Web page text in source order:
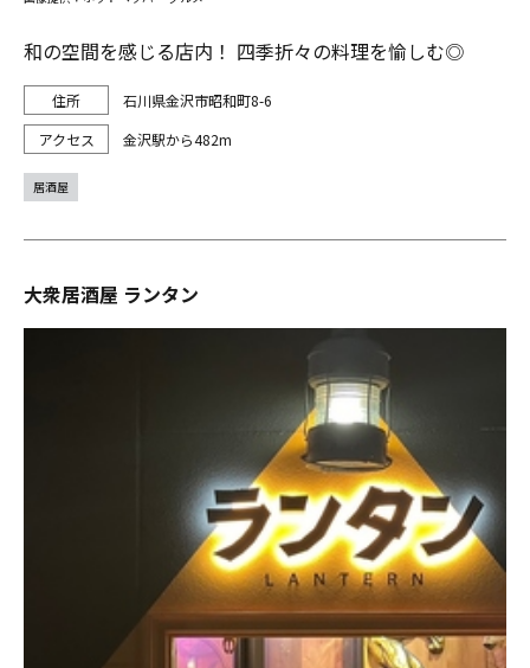
和の空間を感じる店内！ 四季折々の料理を愉しむ◎
石川県金沢市昭和町8-6
金沢駅から482m
居酒屋
大衆居酒屋 ランタン